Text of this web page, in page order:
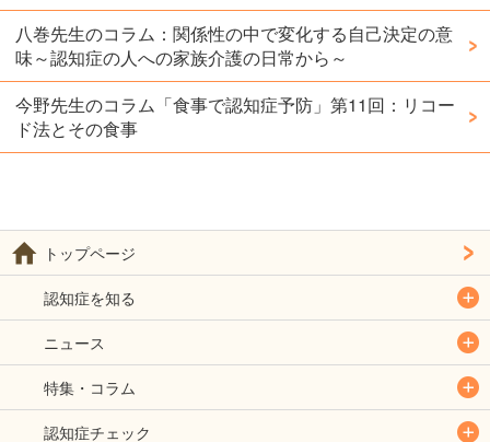
八巻先生のコラム：関係性の中で変化する自己決定の意
味～認知症の人への家族介護の日常から～
今野先生のコラム「食事で認知症予防」第11回：リコー
ド法とその食事
トップページ
認知症を知る
ニュース
特集・コラム
認知症チェック